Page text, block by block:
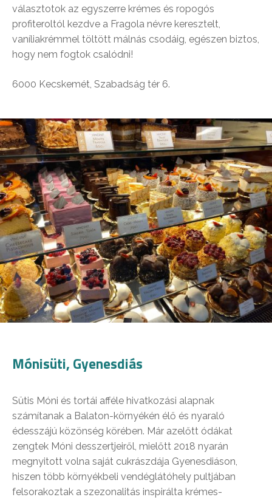
választotok az egyszerre krémes és ropogós
profiteroltól kezdve a Fragola névre keresztelt,
vaníliakrémmel töltött málnás csodáig, egészen biztos,
hogy nem fogtok csalódni!
6000 Kecskemét, Szabadság tér 6.
Mónisüti, Gyenesdiás
Sütis Móni és tortái afféle hivatkozási alapnak
számítanak a Balaton-környékén élő és nyaraló
édesszájú közönség körében. Már azelőtt ódákat
zengtek Móni desszertjeiről, mielőtt 2018 nyarán
megnyitott volna saját cukrászdája Gyenesdiáson,
hiszen több környékbeli vendéglátóhely pultjában
felsorakoztak a szezonalitás inspirálta krémes-